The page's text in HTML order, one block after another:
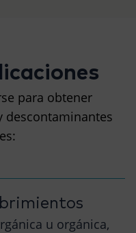
para obtener
descontaminantes
u orgánica,